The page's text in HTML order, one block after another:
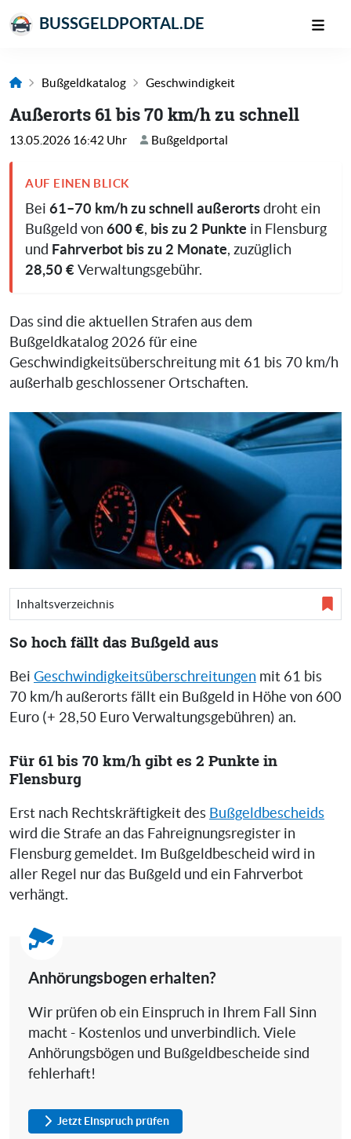
BUSSGELDPORTAL.DE
Bußgeldkatalog Geschwindigkeit
Außerorts 61 bis 70 km/h zu schnell
13.05.2026 16:42 Uhr Bußgeldportal
AUF EINEN BLICK
Bei 61–70 km/h zu schnell außerorts droht ein
Bußgeld von 600 €, bis zu 2 Punkte in Flensburg
und Fahrverbot bis zu 2 Monate, zuzüglich
28,50 € Verwaltungsgebühr.
Das sind die aktuellen Strafen aus dem
Bußgeldkatalog 2026 für eine
Geschwindigkeitsüberschreitung mit 61 bis 70 km/h
außerhalb geschlossener Ortschaften.
Inhaltsverzeichnis
So hoch fällt das Bußgeld aus
Bei Geschwindigkeitsüberschreitungen mit 61 bis
70 km/h außerorts fällt ein Bußgeld in Höhe von 600
Euro (+ 28,50 Euro Verwaltungsgebühren) an.
Für 61 bis 70 km/h gibt es 2 Punkte in
Flensburg
Erst nach Rechtskräftigkeit des Bußgeldbescheids
wird die Strafe an das Fahreignungsregister in
Flensburg gemeldet. Im Bußgeldbescheid wird in
aller Regel nur das Bußgeld und ein Fahrverbot
verhängt.
Anhörungsbogen erhalten?
Wir prüfen ob ein Einspruch in Ihrem Fall Sinn
macht - Kostenlos und unverbindlich. Viele
Anhörungsbögen und Bußgeldbescheide sind
fehlerhaft!
Jetzt Einspruch prüfen